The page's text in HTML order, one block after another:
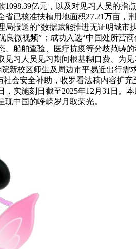
亿元，以及对见习人员的指
已核准扶植用地面积27.21万亩，
报送的“数据赋能推进无证明城市
微视频”；成功入选“中国处所营
船舶查验、医疗抗疫等分歧范畴
习人员见习期间根基糊口费、为
校区师生及周边市平易近出行需
会安全补助，收罗看法稿内容扩
实施刻日截至2025年12月31日。
中国的峥嵘岁月取荣光。